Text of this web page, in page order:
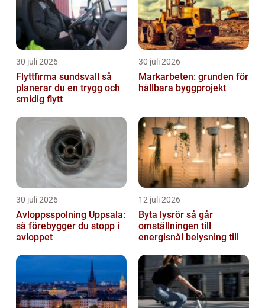
30 juli 2026
Flyttfirma sundsvall så
planerar du en trygg och
smidig flytt
30 juli 2026
Markarbeten: grunden för
hållbara byggprojekt
30 juli 2026
Avloppsspolning Uppsala:
så förebygger du stopp i
avloppet
12 juli 2026
Byta lysrör så går
omställningen till
energisnål belysning till